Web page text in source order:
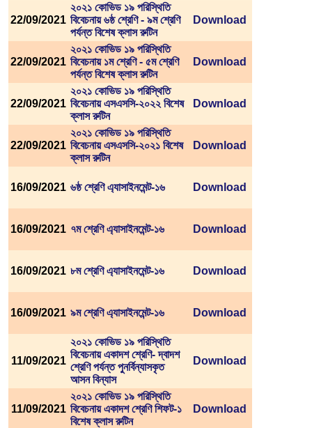
22/09/2021
২০২১ কোভিড ১৯ পরিস্থিতি
বিবেচনায় ৬ষ্ঠ শ্রেণি - ৯ম শ্রেণি
পর্যন্ত বিশেষ ক্লাস রুটিন
Download
22/09/2021
২০২১ কোভিড ১৯ পরিস্থিতি
বিবেচনায় ১ম শ্রেণি - ৫ম শ্রেণি
পর্যন্ত বিশেষ ক্লাস রুটিন
Download
22/09/2021
২০২১ কোভিড ১৯ পরিস্থিতি
বিবেচনায় এসএসসি-২০২২ বিশেষ
ক্লাস রুটিন
Download
22/09/2021
২০২১ কোভিড ১৯ পরিস্থিতি
বিবেচনায় এসএসসি-২০২১ বিশেষ
ক্লাস রুটিন
Download
16/09/2021 ৬ষ্ঠ শ্রেণি এ্যাসাইনমেন্ট-১৬ Download
16/09/2021 ৭ম শ্রেণি এ্যাসাইনমেন্ট-১৬ Download
16/09/2021 ৮ম শ্রেণি এ্যাসাইনমেন্ট-১৬ Download
16/09/2021 ৯ম শ্রেণি এ্যাসাইনমেন্ট-১৬ Download
11/09/2021
২০২১ কোভিড ১৯ পরিস্থিতি
বিবেচনায় একাদশ শ্রেণি- দ্বাদশ
শ্রেণি পর্যন্ত পুনর্বিন্যাসকৃত
আসন বিন্যাস
Download
11/09/2021
২০২১ কোভিড ১৯ পরিস্থিতি
বিবেচনায় একাদশ শ্রেণি শিফট-১
বিশেষ ক্লাস রুটিন
Download